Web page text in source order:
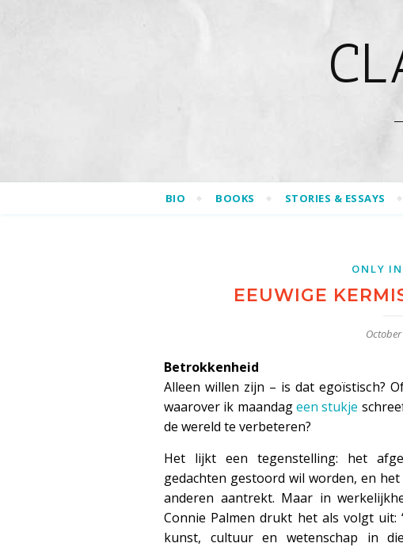
BIO BOOKS STORIES & ESSAYS
ONLY
EEUWIGE
Betrokkenheid
Alleen willen zijn – is dat egoïstisch?
waarover ik maandageen stukje
de wereld te verbeteren?
Het lijkt een tegenstelling: het
gedachten gestoord wil worden, en
anderen aantrekt. Maar in
Connie Palmen drukt het als volgt uit:
kunst, cultuur en wetenschap in